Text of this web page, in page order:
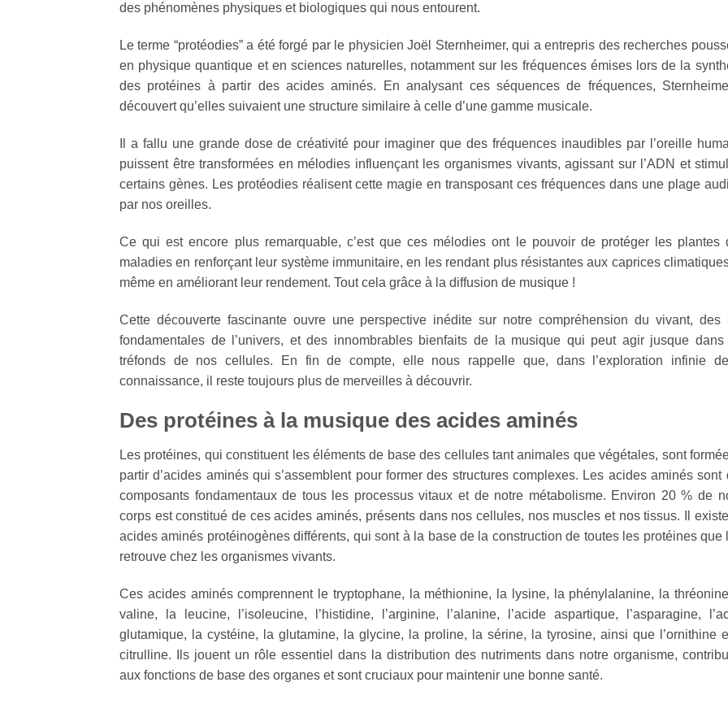
des phénomènes physiques et biologiques qui nous entourent.
Le terme “protéodies” a été forgé par le physicien Joël Sternheimer, qui a entrepris des recherches
en physique quantique et en sciences naturelles, notamment sur les fréquences émises lors de la
des protéines à partir des acides aminés. En analysant ces séquences de fréquences,
découvert qu’elles suivaient une structure similaire à celle d’une gamme musicale.
Il a fallu une grande dose de créativité pour imaginer que des fréquences inaudibles par l’oreille
puissent être transformées en mélodies influençant les organismes vivants, agissant sur l’ADN et
certains gènes. Les protéodies réalisent cette magie en transposant ces fréquences dans une plage
par nos oreilles.
Ce qui est encore plus remarquable, c’est que ces mélodies ont le pouvoir de protéger les plantes
maladies en renforçant leur système immunitaire, en les rendant plus résistantes aux caprices
même en améliorant leur rendement. Tout cela grâce à la diffusion de musique !
Cette découverte fascinante ouvre une perspective inédite sur notre compréhension du vivant, des
fondamentales de l’univers, et des innombrables bienfaits de la musique qui peut agir jusque
tréfonds de nos cellules. En fin de compte, elle nous rappelle que, dans l’exploration infinie
connaissance, il reste toujours plus de merveilles à découvrir.
Des protéines à la musique des acides aminés
Les protéines, qui constituent les éléments de base des cellules tant animales que végétales, sont
partir d’acides aminés qui s’assemblent pour former des structures complexes. Les acides aminés sont
composants fondamentaux de tous les processus vitaux et de notre métabolisme. Environ 20 % de
corps est constitué de ces acides aminés, présents dans nos cellules, nos muscles et nos tissus. Il
acides aminés protéinogènes différents, qui sont à la base de la construction de toutes les protéines que
retrouve chez les organismes vivants.
Ces acides aminés comprennent le tryptophane, la méthionine, la lysine, la phénylalanine, la
valine, la leucine, l’isoleucine, l’histidine, l’arginine, l’alanine, l’acide aspartique, l’asparagine,
glutamique, la cystéine, la glutamine, la glycine, la proline, la sérine, la tyrosine, ainsi que l’ornithine
citrulline. Ils jouent un rôle essentiel dans la distribution des nutriments dans notre organisme,
aux fonctions de base des organes et sont cruciaux pour maintenir une bonne santé.